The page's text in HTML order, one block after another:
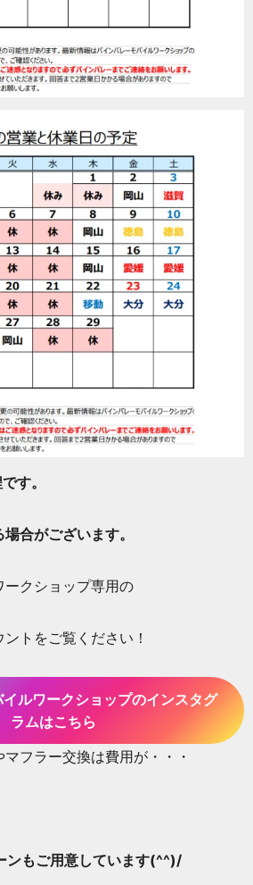
す。
合がございます。
クショップ専用の
トをご覧ください！
ルワークショップのインスタグ
ラムはこちら
フラー交換は費用が・・・
ンもご用意しています(^^)/